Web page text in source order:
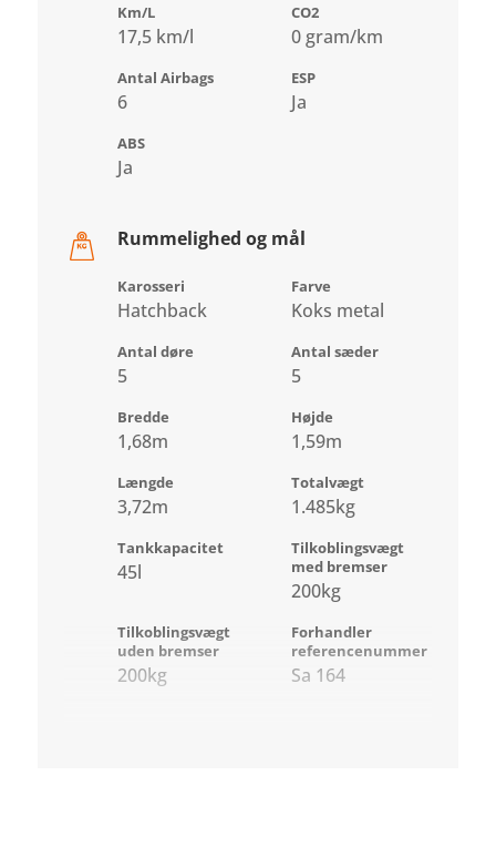
Km/L
17,5 km/l
CO2
0 gram/km
Antal Airbags
6
ESP
Ja
ABS
Ja
Rummelighed og mål
Karosseri
Hatchback
Farve
Koks metal
Antal døre
5
Antal sæder
5
Bredde
1,68m
Højde
1,59m
Længde
3,72m
Totalvægt
1.485kg
Tankkapacitet
45l
Tilkoblingsvægt
med bremser
200kg
Tilkoblingsvægt
uden bremser
200kg
Forhandler
referencenummer
Sa 164